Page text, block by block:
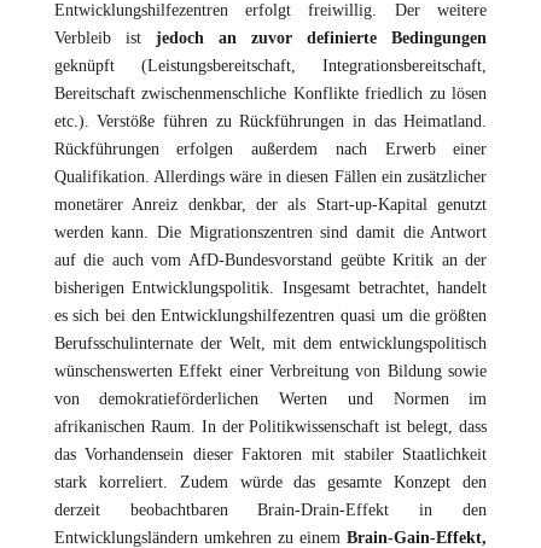
Entwicklungshilfezentren erfolgt freiwillig. Der weitere
Verbleib ist jedoch an zuvor definierte Bedingungen
geknüpft (Leistungsbereitschaft, Integrationsbereitschaft,
Bereitschaft zwischenmenschliche Konflikte friedlich zu lösen
etc.). Verstöße führen zu Rückführungen in das Heimatland.
Rückführungen erfolgen außerdem nach Erwerb einer
Qualifikation. Allerdings wäre in diesen Fällen ein zusätzlicher
monetärer Anreiz denkbar, der als Start-up-Kapital genutzt
werden kann. Die Migrationszentren sind damit die Antwort
auf die auch vom AfD-Bundesvorstand geübte Kritik an der
bisherigen Entwicklungspolitik. Insgesamt betrachtet, handelt
es sich bei den Entwicklungshilfezentren quasi um die größten
Berufsschulinternate der Welt, mit dem entwicklungspolitisch
wünschenswerten Effekt einer Verbreitung von Bildung sowie
von demokratieförderlichen Werten und Normen im
afrikanischen Raum. In der Politikwissenschaft ist belegt, dass
das Vorhandensein dieser Faktoren mit stabiler Staatlichkeit
stark korreliert. Zudem würde das gesamte Konzept den
derzeit beobachtbaren Brain-Drain-Effekt in den
Entwicklungsländern umkehren zu einemBrain-Gain-Effekt,